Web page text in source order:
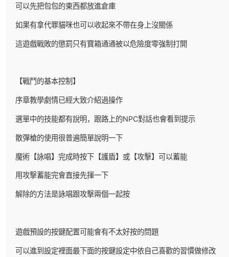
可以先把包包的東西都放進倉庫
如果有拿代罪貓咪也可以收起來不帶在身上沒關係
這遊戲戰敗的懲罰只有寶箱通通被以危險度零強制打開
【戰鬥的基本控制】
序章教學劇情已經大致介紹過操作
選單中的技能都有說明，跟路上的NPC對話也會看到提示
散彈槍的使用很普遍簡單說明一下
魔術【詠唱】完成時按下【護盾】或【攻擊】可以蓄能
用攻擊蓄能完會直接先揮一下
解除的方法是詠唱跟攻擊兩個一起按
遊戲預設的按鍵配置可能會有不太好按的問題
可以進到設定裡面最下面的按鍵設定中依自己喜歡的習慣做修改